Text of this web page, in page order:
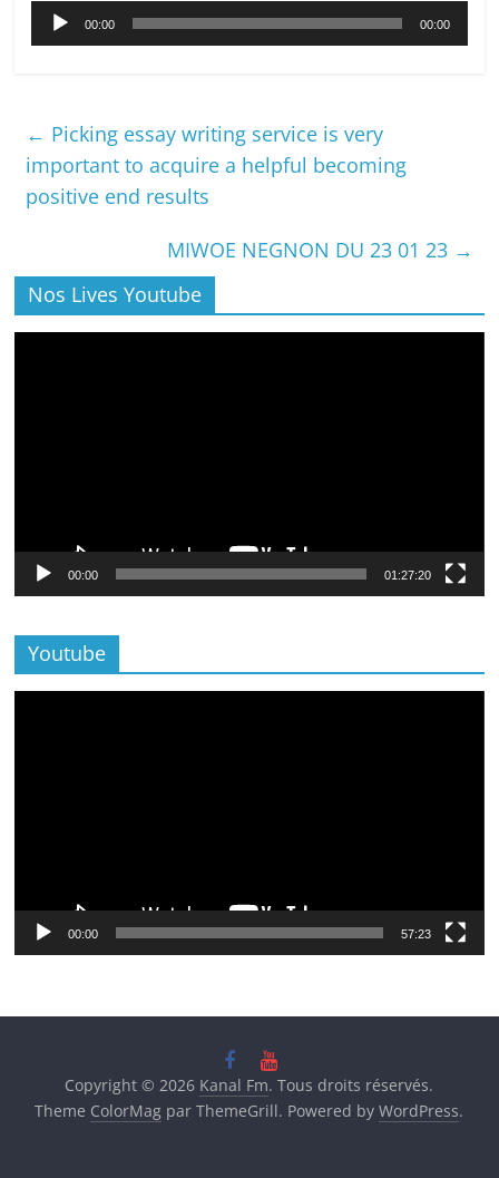
Lecteur
audio
00:00 00:00
← Picking essay writing service is very
important to acquire a helpful becoming
positive end results
MIWOE NEGNON DU 23 01 23 →
Nos Lives Youtube
00:00 01:27:20
Youtube
00:00 57:23
Copyright © 2026 Kanal Fm. Tous droits réservés.
Theme ColorMag par ThemeGrill. Powered byWordPress.